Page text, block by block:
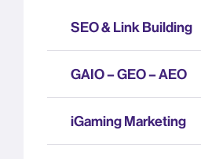
SEO & Link Building
GAIO – GEO – AEO
iGaming Marketing